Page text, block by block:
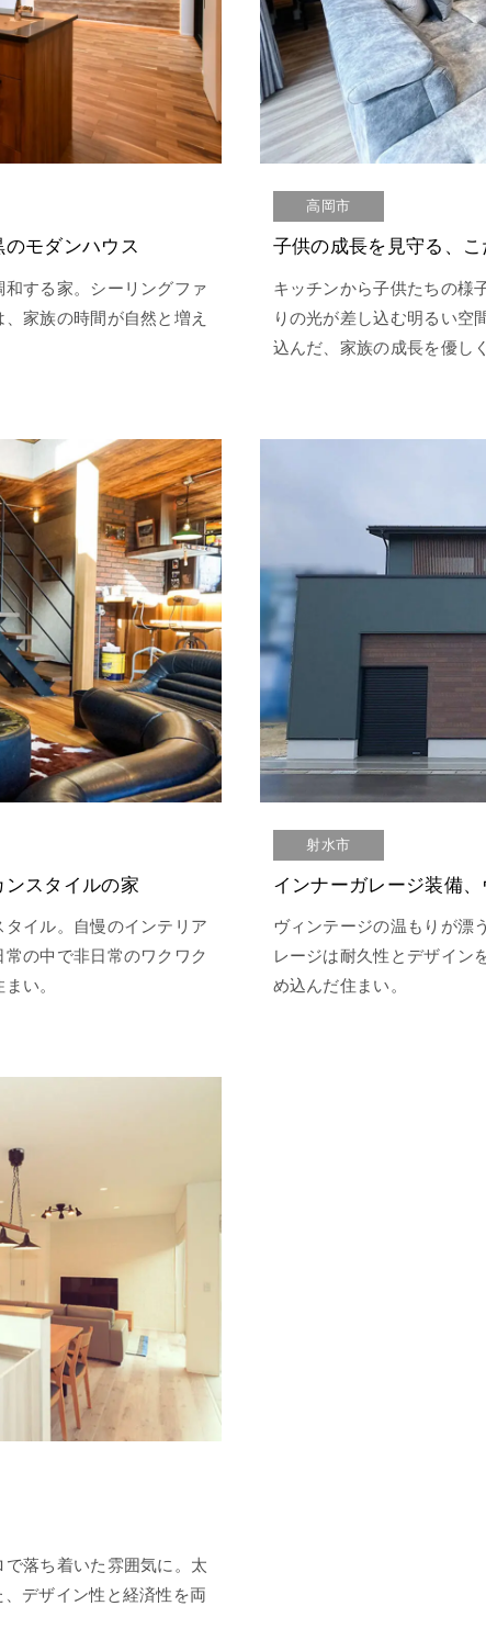
モダンハウス
する家。シーリングファ
家族の時間が自然と増え
高岡市
子供の成長を見守る、
キッチンから子供たちの様
りの光が差し込む明るい空
込んだ、家族の成長を優し
スタイルの家
イル。自慢のインテリア
の中で非日常のワクワク
い。
射水市
ヴィンテージの温もりが漂
レージは耐久性とデザイン
め込んだ住まい。
落ち着いた雰囲気に。太
デザイン性と経済性を両